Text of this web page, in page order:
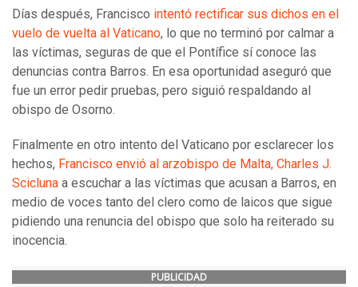
Días después, Francisco intentó rectificar sus dichos en el
vuelo de vuelta al Vaticano, lo que no terminó por calmar a
las víctimas, seguras de que el Pontífice sí conoce las
denuncias contra Barros. En esa oportunidad aseguró que
fue un error pedir pruebas, pero siguió respaldando al
obispo de Osorno.
Finalmente en otro intento del Vaticano por esclarecer los
hechos, Francisco envió al arzobispo de Malta, Charles J.
Scicluna a escuchar a las víctimas que acusan a Barros, en
medio de voces tanto del clero como de laicos que sigue
pidiendo una renuncia del obispo que solo ha reiterado su
inocencia.
PUBLICIDAD